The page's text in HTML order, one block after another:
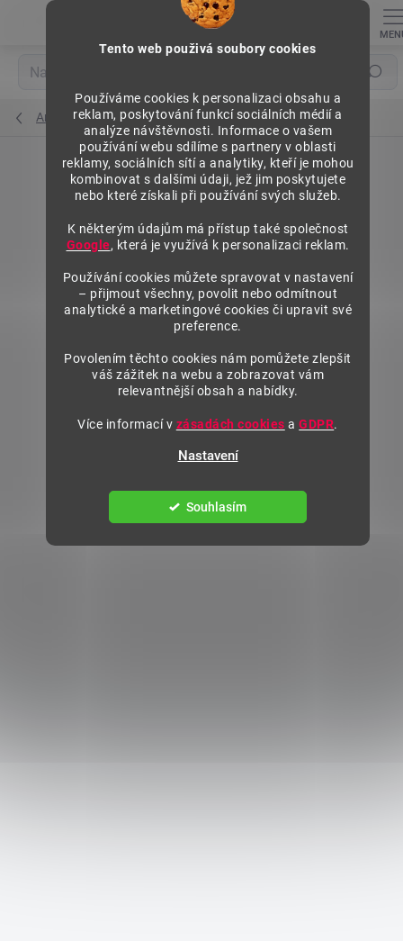
Tento web použivá soubory cookies
Používáme cookies k personalizaci obsahu a
reklam, poskytování funkcí sociálních médií a
analýze návštěvnosti. Informace o vašem
používání webu sdílíme s partnery v oblasti
reklamy, sociálních sítí a analytiky, kteří je mohou
kombinovat s dalšími údaji, jež jim poskytujete
nebo které získali při používání svých služeb.
K některým údajům má přístup také společnost
Google, která je využívá k personalizaci reklam.
Používání cookies můžete spravovat v nastavení
– přijmout všechny, povolit nebo odmítnout
analytické a marketingové cookies či upravit své
preference.
Povolením těchto cookies nám pomůžete zlepšit
váš zážitek na webu a zobrazovat vám
relevantnější obsah a nabídky.
Více informací v zásadách cookies aGDPR.
Nastavení
Souhlasím
Hledat
Archivní regály